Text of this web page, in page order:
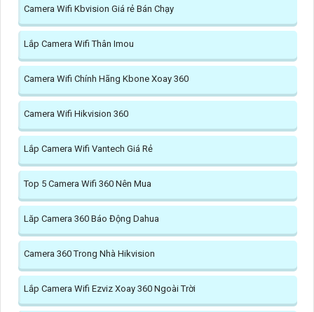
Camera Wifi Kbvision Giá rẻ Bán Chạy
Lắp Camera Wifi Thân Imou
Camera Wifi Chính Hãng Kbone Xoay 360
Camera Wifi Hikvision 360
Lắp Camera Wifi Vantech Giá Rẻ
Top 5 Camera Wifi 360 Nên Mua
Lăp Camera 360 Báo Động Dahua
Camera 360 Trong Nhà Hikvision
Lắp Camera Wifi Ezviz Xoay 360 Ngoài Trời